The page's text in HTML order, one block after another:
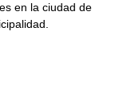
es en la ciudad de